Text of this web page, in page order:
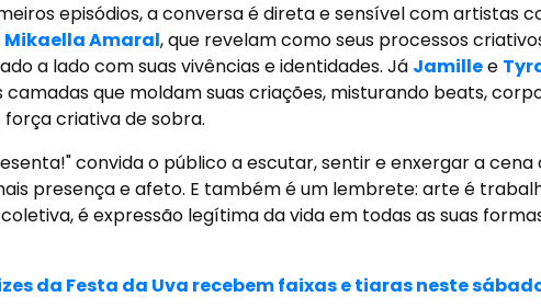
episódios, a conversa é direta e sensível com artistas
Mikaella Amaral, que revelam como seus processos
a lado com suas vivências e identidades. Já Jamillee
que moldam suas criações, misturando beats,
criativa de sobra.
convida o público a escutar, sentir e enxergar a
presença e afeto. E também é um lembrete: arte é
é expressão legítima da vida em todas as suas
da Festa da Uva recebem faixas e tiaras neste